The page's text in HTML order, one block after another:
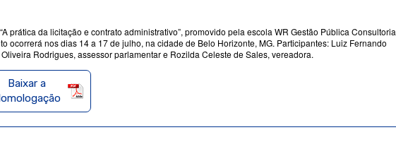
prática da licitação e contrato administrativo”, promovido pela escola WR Gestão Pública Consultoria
ocorrerá nos dias 14 a 17 de julho, na cidade de Belo Horizonte, MG. Participantes: Luiz Fernando
Rodrigues, assessor parlamentar e Rozilda Celeste de Sales, vereadora.
Baixar a